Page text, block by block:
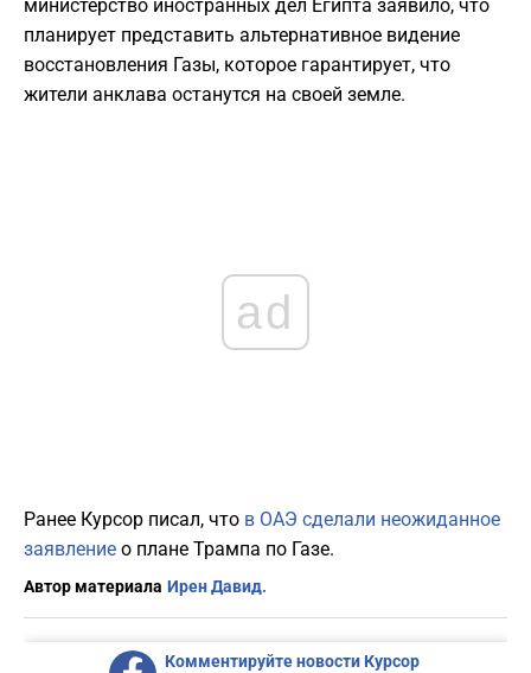
министерство иностранных дел Египта заявило, что
планирует представить альтернативное видение
восстановления Газы, которое гарантирует, что
жители анклава останутся на своей земле.
ad
Ранее Курсор писал, что в ОАЭ сделали неожиданное
заявление о плане Трампа по Газе.
Автор материала Ирен Давид.
Комментируйте новости Курсор